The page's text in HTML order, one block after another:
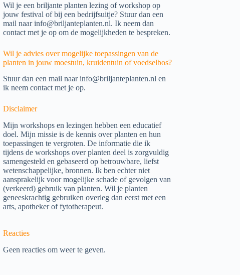
Wil je een briljante planten lezing of workshop op
jouw festival of bij een bedrijfsuitje? Stuur dan een
mail naarinfo@briljanteplanten.nl. Ik neem dan
contact met je op om de mogelijkheden te bespreken.
Wil je advies over mogelijke toepassingen van de
planten in jouw moestuin, kruidentuin of voedselbos?
Stuur dan een mail naarinfo@briljanteplanten.nl en
ik neem contact met je op.
Disclaimer
Mijn workshops en lezingen hebben een educatief
doel. Mijn missie is de kennis over planten en hun
toepassingen te vergroten. De informatie die ik
tijdens de workshops over planten deel is zorgvuldig
samengesteld en gebaseerd op betrouwbare, liefst
wetenschappelijke, bronnen. Ik ben echter niet
aansprakelijk voor mogelijke schade of gevolgen van
(verkeerd) gebruik van planten. Wil je planten
geneeskrachtig gebruiken overleg dan eerst met een
arts, apotheker of fytotherapeut.
Reacties
Geen reacties om weer te geven.